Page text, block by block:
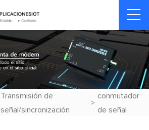
Transmisión de
señal/sincronización
>
conmutador
de señal